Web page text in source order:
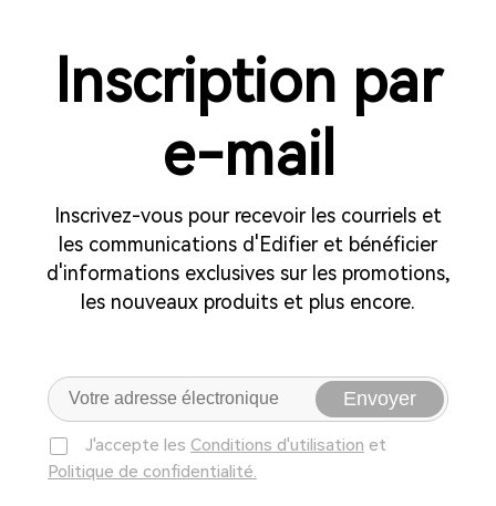
Inscription par
e-mail
Inscrivez-vous pour recevoir les courriels et
les communications d'Edifier et bénéficier
d'informations exclusives sur les promotions,
les nouveaux produits et plus encore.
Envoyer
J'accepte les Conditions d'utilisation et
Politique de confidentialité.